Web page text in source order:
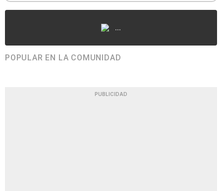
...
POPULAR EN LA COMUNIDAD
PUBLICIDAD